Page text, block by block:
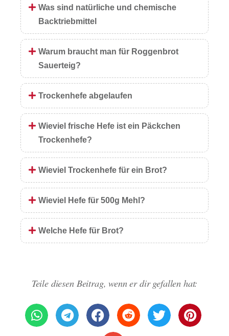
Was sind natürliche und chemische
Backtriebmittel
Warum braucht man für Roggenbrot
Sauerteig?
Trockenhefe abgelaufen
Wieviel frische Hefe ist ein Päckchen
Trockenhefe?
Wieviel Trockenhefe für ein Brot?
Wieviel Hefe für 500g Mehl?
Welche Hefe für Brot?
Teile diesen Beitrag, wenn er dir gefallen hat: